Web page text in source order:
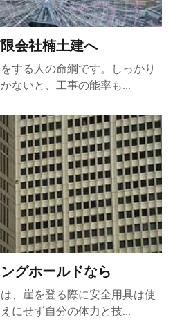
会社楠土建へ
する人の命綱です。しっかり
ないと、工事の能率も...
グホールドなら
、崖を登る際に安全用具は使
にせず自分の体力と技...